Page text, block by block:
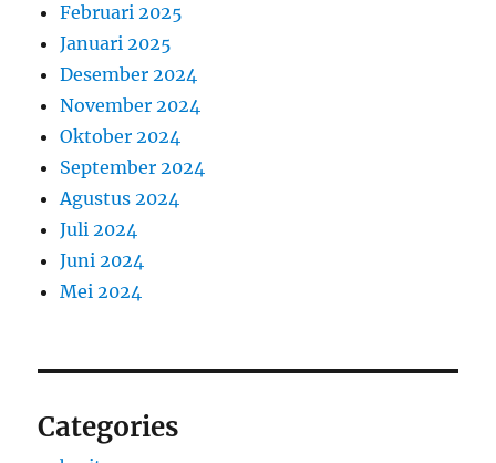
Februari 2025
Januari 2025
Desember 2024
November 2024
Oktober 2024
September 2024
Agustus 2024
Juli 2024
Juni 2024
Mei 2024
Categories